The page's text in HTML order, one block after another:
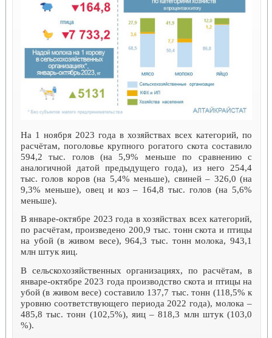
На 1 ноября 2023 года в хозяйствах всех категорий, по
расчётам, поголовье крупного рогатого скота составило
594,2 тыс. голов (на 5,9% меньше по сравнению с
аналогичной датой предыдущего года), из него 254,4
тыс. голов коров (на 5,4% меньше), свиней – 326,0 (на
9,3% меньше), овец и коз – 164,8 тыс. голов (на 5,6%
меньше).
В январе-октябре 2023 года в хозяйствах всех категорий,
по расчётам, произведено 200,9 тыс. тонн скота и птицы
на убой (в живом весе), 964,3 тыс. тонн молока, 943,1
млн штук яиц.
В сельскохозяйственных организациях, по расчётам, в
январе-октябре 2023 года производство скота и птицы на
убой (в живом весе) составило 137,7 тыс. тонн (118,5% к
уровню соответствующего периода 2022 года), молока –
485,8 тыс. тонн (102,5%), яиц – 818,3 млн штук (103,0
%).